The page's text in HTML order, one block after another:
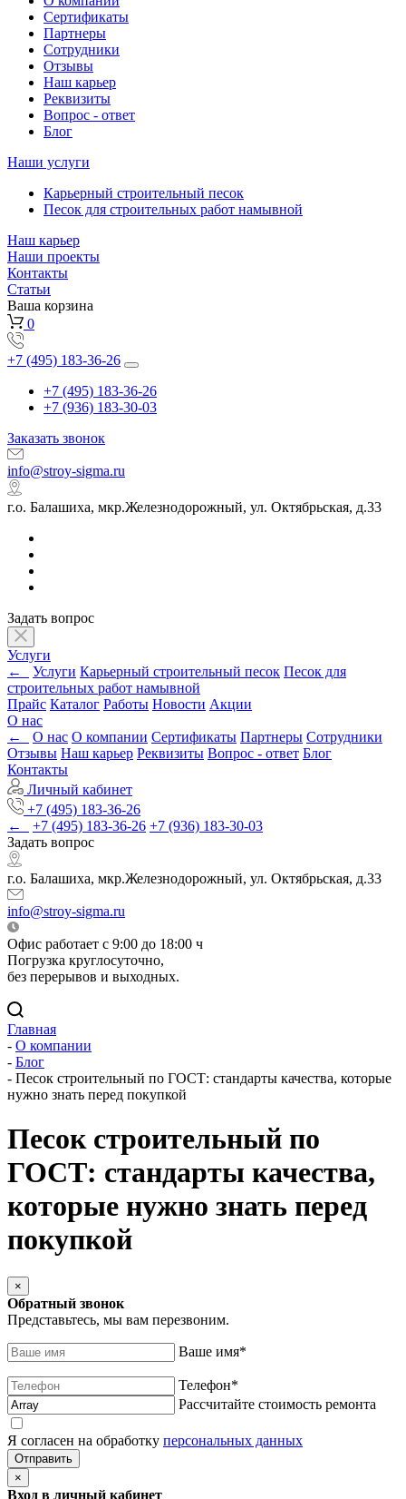
Сертификаты
Партнеры
Сотрудники
Отзывы
Наш карьер
Реквизиты
Вопрос - ответ
Блог
Наши услуги
Карьерный строительный песок
Песок для строительных работ намывной
Наш карьер
Наши проекты
Контакты
Статьи
Ваша корзина
0
+7 (495) 183-36-26
+7 (495) 183-36-26
+7 (936) 183-30-03
Заказать звонок
info@stroy-sigma.ru
г.о. Балашиха, мкр.Железнодорожный, ул. Октябрьская, д.33
Задать вопрос
Услуги
←
Услуги Карьерный строительный песок Песок для
строительных работ намывной
Прайс Каталог Работы Новости Акции
О нас
←
О нас О компании Сертификаты Партнеры Сотрудники
Отзывы Наш карьер Реквизиты Вопрос - ответ Блог
Контакты
Личный кабинет
+7 (495) 183-36-26
←
+7 (495) 183-36-26 +7 (936) 183-30-03
Задать вопрос
г.о. Балашиха, мкр.Железнодорожный, ул. Октябрьская, д.33
info@stroy-sigma.ru
Офис работает с 9:00 до 18:00 ч
Погрузка круглосуточно,
без перерывов и выходных.
Главная
- О компании
- Блог
- Песок строительный по ГОСТ: стандарты качества, которые
нужно знать перед покупкой
Песок строительный по
ГОСТ: стандарты качества,
которые нужно знать перед
покупкой
×
Обратный звонок
Представьтесь, мы вам перезвоним.
Ваше имя*
Телефон*
Рассчитайте стоимость ремонта
Я согласен на обработку персональных данных
×
Вход в личный кабинет